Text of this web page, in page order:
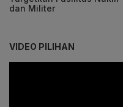
dan Militer
VIDEO PILIHAN